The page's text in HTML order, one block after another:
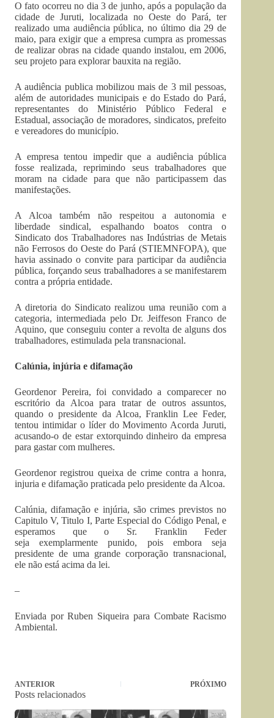
O fato ocorreu no dia 3 de junho, após a população da
cidade de Juruti, localizada no Oeste do Pará, ter
realizado uma audiência pública, no último dia 29 de
maio, para exigir que a empresa cumpra as promessas
de realizar obras na cidade quando instalou, em 2006,
seu projeto para explorar bauxita na região.
A audiência publica mobilizou mais de 3 mil pessoas,
além de autoridades municipais e do Estado do Pará,
representantes do Ministério Público Federal e
Estadual, associação de moradores, sindicatos, prefeito
e vereadores do município.
A empresa tentou impedir que a audiência pública
fosse realizada, reprimindo seus trabalhadores que
moram na cidade para que não participassem das
manifestações.
A Alcoa também não respeitou a autonomia e
liberdade sindical, espalhando boatos contra o
Sindicato dos Trabalhadores nas Indústrias de Metais
não Ferrosos do Oeste do Pará (STIEMNFOPA), que
havia assinado o convite para participar da audiência
pública, forçando seus trabalhadores a se manifestarem
contra a própria entidade.
A diretoria do Sindicato realizou uma reunião com a
categoria, intermediada pelo Dr. Jeiffeson Franco de
Aquino, que conseguiu conter a revolta de alguns dos
trabalhadores, estimulada pela transnacional.
Calúnia, injúria e difamação
Geordenor Pereira, foi convidado a comparecer no
escritório da Alcoa para tratar de outros assuntos,
quando o presidente da Alcoa, Franklin Lee Feder,
tentou intimidar o líder do Movimento Acorda Juruti,
acusando-o de estar extorquindo dinheiro da empresa
para gastar com mulheres.
Geordenor registrou queixa de crime contra a honra,
injuria e difamação praticada pelo presidente da Alcoa.
Calúnia, difamação e injúria, são crimes previstos no
Capitulo V, Titulo I, Parte Especial do Código Penal, e
esperamos que o Sr. Franklin Feder
seja exemplarmente punido, pois embora seja
presidente de uma grande corporação transnacional,
ele não está acima da lei.
–
Enviada por Ruben Siqueira para Combate Racismo
Ambiental.
ANTERIOR PRÓXIMO
Posts relacionados